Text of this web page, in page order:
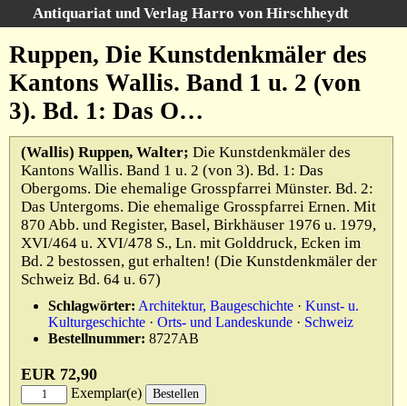
Antiquariat und Verlag Harro von Hirschheydt
Startseite
Unsere Bücher
Suche
Gesamtbestand
Warenkorb
Verlag
Kataloge
Über uns
Widerruf
Versand&Zahlung
Ruppen, Die Kunstdenkmäler des
Kantons Wallis. Band 1 u. 2 (von
3). Bd. 1: Das O…
(Wallis) Ruppen, Walter; Die Kunstdenkmäler des
Kantons Wallis. Band 1 u. 2 (von 3). Bd. 1: Das
Obergoms. Die ehemalige Grosspfarrei Münster. Bd. 2:
Das Untergoms. Die ehemalige Grosspfarrei Ernen. Mit
870 Abb. und Register, Basel, Birkhäuser 1976 u. 1979,
XVI/464 u. XVI/478 S., Ln. mit Golddruck, Ecken im
Bd. 2 bestossen, gut erhalten! (Die Kunstdenkmäler der
Schweiz Bd. 64 u. 67)
Schlagwörter: Architektur, Baugeschichte · Kunst- u.
Kulturgeschichte · Orts- und Landeskunde · Schweiz
Bestellnummer: 8727AB
EUR 72,90
Exemplar(e)